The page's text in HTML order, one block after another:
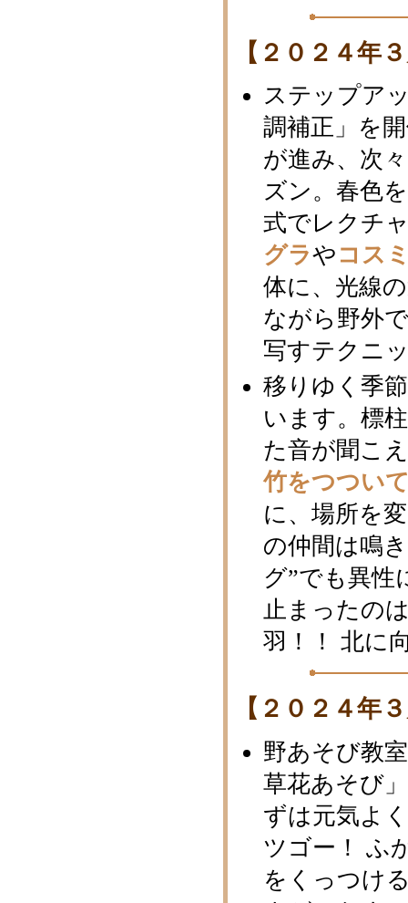
【２０２４年
ステップア
調補正」を
が進み、次
ズン。春色
式でレクチ
グラや コス
体に、光線
ながら野外
写すテクニ
移りゆく季
います。標
た音が聞こ
竹をつつい
に、場所を
の仲間は鳴
グ”でも異性
止まったの
羽！！ 北に
【２０２４年
野あそび教
草花あそび
ずは元気よ
ツゴー！ ふ
をくっつけ